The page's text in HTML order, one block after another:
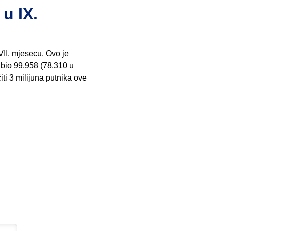
IX.
mjesecu. Ovo je
99.958 (78.310 u
3 milijuna putnika ove